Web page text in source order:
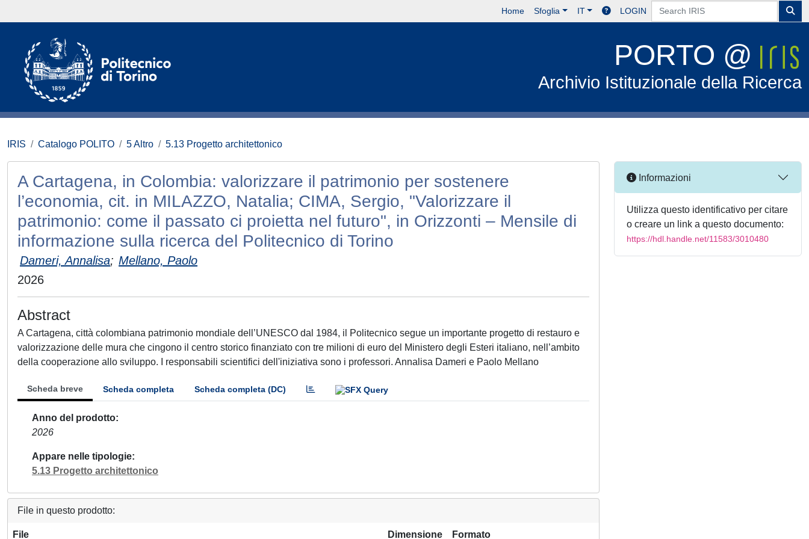
Home Sfoglia IT LOGIN
PORTO @
Archivio Istituzionale della Ricerca
IRIS Catalogo POLITO 5 Altro 5.13 Progetto architettonico
A Cartagena, in Colombia: valorizzare il patrimonio per sostenere
l’economia, cit. in MILAZZO, Natalia; CIMA, Sergio, "Valorizzare il
patrimonio: come il passato ci proietta nel futuro", in Orizzonti – Mensile di
informazione sulla ricerca del Politecnico di Torino
Dameri, Annalisa; Mellano, Paolo
2026
Abstract
A Cartagena, città colombiana patrimonio mondiale dell’UNESCO dal 1984, il Politecnico segue un importante progetto di restauro e
valorizzazione delle mura che cingono il centro storico finanziato con tre milioni di euro del Ministero degli Esteri italiano, nell’ambito
della cooperazione allo sviluppo. I responsabili scientifici dell'iniziativa sono i professori. Annalisa Dameri e Paolo Mellano
Scheda breve Scheda completa Scheda completa (DC)
Anno del prodotto
2026
Appare nelle tipologie
5.13 Progetto architettonico
File in questo prodotto:
File Dimensione Formato
Informazioni
Utilizza questo identificativo per citare
o creare un link a questo documento:
https://hdl.handle.net/11583/3010480